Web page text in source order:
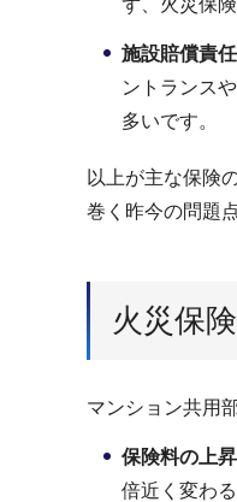
施設賠償責
ントランス
多いです。
以上が主な保険
巻く昨今の問題
火災保
マンション共用
保険料の上
倍近く変わ